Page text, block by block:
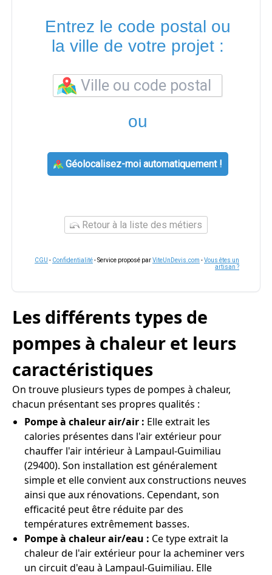
Entrez le code postal ou
la ville de votre projet :
ou
Géolocalisez-moi automatiquement !
Retour à la liste des métiers
CGU - Confidentialité- Service proposé parViteUnDevis.com -Vous êtes un
artisan ?
Les différents types de
pompes à chaleur et leurs
caractéristiques
On trouve plusieurs types de pompes à chaleur,
chacun présentant ses propres qualités :
Pompe à chaleur air/air : Elle extrait les
calories présentes dans l'air extérieur pour
chauffer l'air intérieur à Lampaul-Guimiliau
(29400). Son installation est généralement
simple et elle convient aux constructions neuves
ainsi que aux rénovations. Cependant, son
efficacité peut être réduite par des
températures extrêmement basses.
Pompe à chaleur air/eau : Ce type extrait la
chaleur de l'air extérieur pour la acheminer vers
un circuit d'eau à Lampaul-Guimiliau. Elle